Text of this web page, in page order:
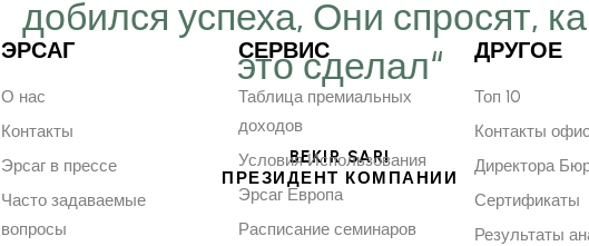
добился успеха, Они спросят,
это сделал“
BEKIR SARI
ПРЕЗИДЕНТ КОМПАНИИ
ЭРСАГ
О нас
Контакты
Эрсаг в прессе
Часто задаваемые
вопросы
СЕРВИС
Таблица премиальных
доходов
Условия Использования
Эрсаг Европа
Расписание семинаров
ДРУГОЕ
Топ 10
Контакты
Директора
Сертификаты
Результаты